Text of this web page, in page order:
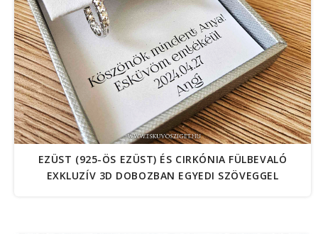
EZÜST (925-ÖS EZÜST) ÉS CIRKÓNIA FÜLBEVALÓ
EXKLUZÍV 3D DOBOZBAN EGYEDI SZÖVEGGEL